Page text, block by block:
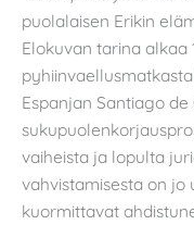
puolalaisen Erikin
Elokuvan tarina alkaa
Espanjan Santiago
vaiheista ja lopulta
vahvistamisesta on jo
kuormittavat